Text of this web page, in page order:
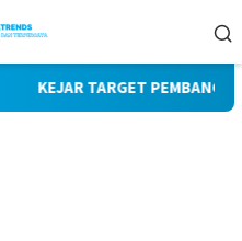
KEJAR TARGET PEMBANGUNAN